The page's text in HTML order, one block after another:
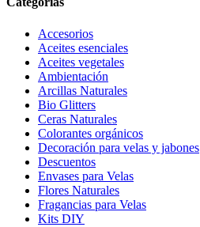
Accesorios
Aceites esenciales
Aceites vegetales
Ambientación
Arcillas Naturales
Bio Glitters
Ceras Naturales
Colorantes orgánicos
Decoración para velas y jabones
Descuentos
Envases para Velas
Flores Naturales
Fragancias para Velas
Kits DIY